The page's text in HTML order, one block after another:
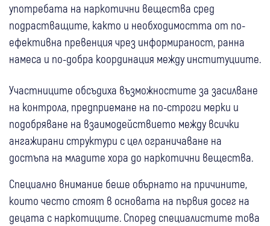
употребата на наркотични вещества сред
подрастващите, както и необходимостта от по-
ефективна превенция чрез информираност, ранна
намеса и по-добра координация между институциите.
Участниците обсъдиха възможностите за засилване
на контрола, предприемане на по-строги мерки и
подобряване на взаимодействието между всички
ангажирани структури с цел ограничаване на
достъпа на младите хора до наркотични вещества.
Специално внимание беше обърнато на причините,
които често стоят в основата на първия досег на
децата с наркотиците. Според специалистите това